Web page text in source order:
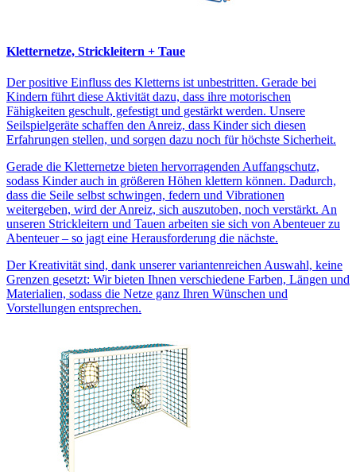
Kletternetze, Strickleitern + Taue
Der positive Einfluss des Kletterns ist unbestritten. Gerade bei
Kindern führt diese Aktivität dazu, dass ihre motorischen
Fähigkeiten geschult, gefestigt und gestärkt werden. Unsere
Seilspielgeräte schaffen den Anreiz, dass Kinder sich diesen
Erfahrungen stellen, und sorgen dazu noch für höchste Sicherheit.
Gerade die Kletternetze bieten hervorragenden Auffangschutz,
sodass Kinder auch in größeren Höhen klettern können. Dadurch,
dass die Seile selbst schwingen, federn und Vibrationen
weitergeben, wird der Anreiz, sich auszutoben, noch verstärkt. An
unseren Strickleitern und Tauen arbeiten sie sich von Abenteuer zu
Abenteuer – so jagt eine Herausforderung die nächste.
Der Kreativität sind, dank unserer variantenreichen Auswahl, keine
Grenzen gesetzt: Wir bieten Ihnen verschiedene Farben, Längen und
Materialien, sodass die Netze ganz Ihren Wünschen und
Vorstellungen entsprechen.